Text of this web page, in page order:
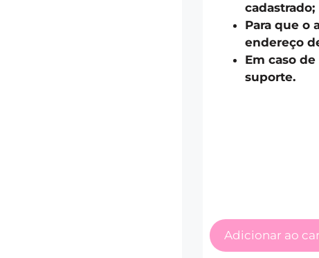
cadastrado;
Para que o
endereço
Em caso
suporte.
Adicionar ao